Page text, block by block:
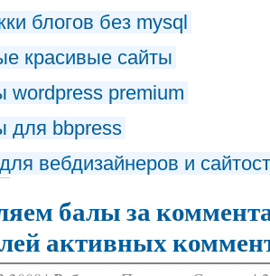
блогов без mysql
красивые сайты
wordpress premium
для bbpress
вебдизайнеров и
балы за
активных